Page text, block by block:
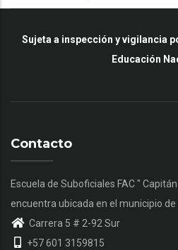
Sujeta a inspección y vigilancia
Educación
Contacto
Escuela de Suboficiales FAC "
encuentra ubicada en el municipio
Carrera 5 # 2-92 Sur
+57 601 3159815